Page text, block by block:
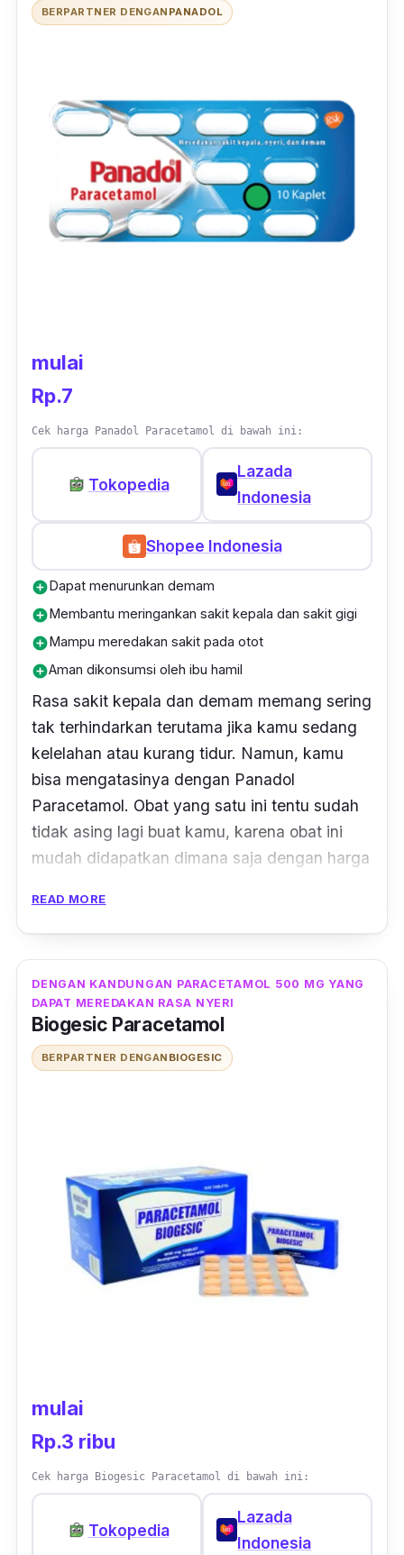
BERPARTNER DENGAN PANADOL
mulai
Rp.7
Cek harga Panadol Paracetamol di bawah ini:
Tokopedia
Lazada
Indonesia
Shopee Indonesia
add_circleDapat menurunkan demam
add_circleMembantu meringankan sakit kepala dan sakit gigi
add_circleMampu meredakan sakit pada otot
add_circleAman dikonsumsi oleh ibu hamil
Rasa sakit kepala dan demam memang sering
tak terhindarkan terutama jika kamu sedang
kelelahan atau kurang tidur. Namun, kamu
bisa mengatasinya dengan Panadol
Paracetamol. Obat yang satu ini tentu sudah
tidak asing lagi buat kamu, karena obat ini
mudah didapatkan dimana saja dengan harga
paracetamol yang diyakini efektif dan dapat
bekerja cepat. Adapun keunggulannya dari
obat ini dapat membantu menurunkan
demam, meredakan sakit kepala, sakit gigi,
penghilang rasa sakit. Sehingga kamu tidak
perlu khawatir akan terjadi efek samping pada
janin.
READ MORE
DENGAN KANDUNGAN PARACETAMOL 500 MG YANG
DAPAT MEREDAKAN RASA NYERI
Biogesic Paracetamol
BERPARTNER DENGAN BIOGESIC
mulai
Rp.3 ribu
Cek harga Biogesic Paracetamol di bawah ini:
Tokopedia
Lazada
Indonesia